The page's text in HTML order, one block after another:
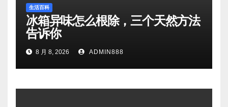
生活百科
冰箱异味怎么根除，三个天然方法
告诉你
8 月 8, 2026 ADMIN888